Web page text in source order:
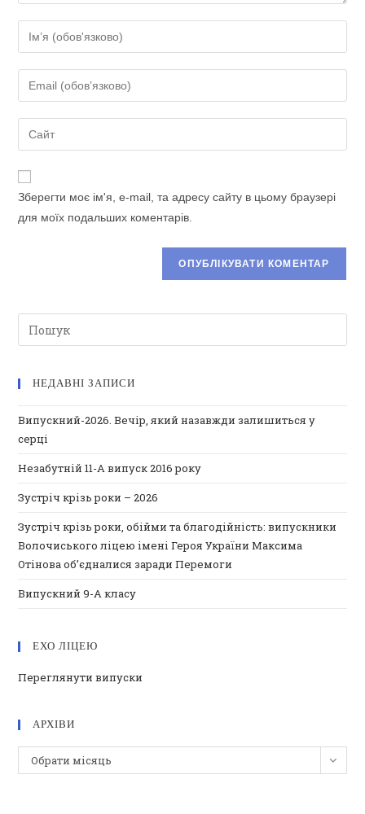
Введіть
своє
ім'я
або
користувача,
щоб
прокоментувати
Введіть
свою
електронну
адресу,
прокоментувати
Введіть
URL-
адресу
Зберегти моє ім'я, e-mail, та адресу сайту в цьому браузері
для моїх подальших коментарів.
НЕДАВНІ ЗАПИСИ
Випускний-2026. Вечір, який назавжди залишиться у
серці
Незабутній 11-А випуск 2016 року
Зустріч крізь роки – 2026
Зустріч крізь роки, обійми та благодійність: випускники
Волочиського ліцею імені Героя України Максима
Отінова об’єдналися заради Перемоги
Випускний 9-А класу
ЕХО ЛІЦЕЮ
Переглянути випуски
АРХІВИ
Архіви
Обрати місяць